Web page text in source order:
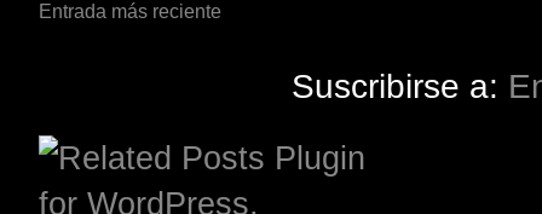
Entrada más reciente
Suscribirse a: